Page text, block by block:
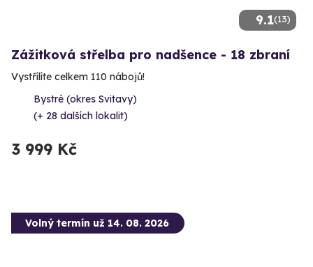
9.1(13)
Zážitková střelba pro nadšence - 18 zbraní
Vystřílíte celkem 110 nábojů!
Bystré (okres Svitavy)
(+ 28 dalších lokalit)
3 999 Kč
Volný termín už 14. 08. 2026